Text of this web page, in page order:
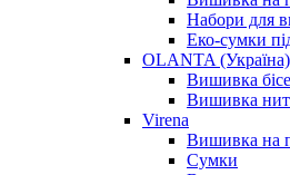
Набори для
Еко-сумки
OLANTA (Україна)
Вишивка
Вишивка
Virena
Вишивка на
Сумки